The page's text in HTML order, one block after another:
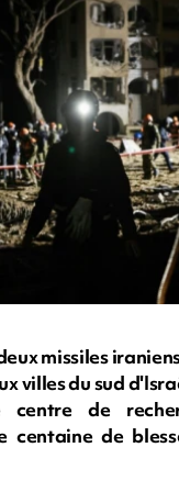
missiles
villes du sud
centre de
centaine de